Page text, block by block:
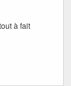
à fait